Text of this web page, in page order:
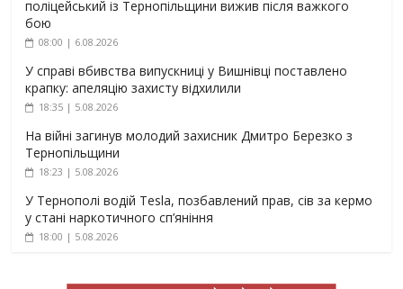
поліцейський із Тернопільщини вижив після важкого
бою
08:00 | 6.08.2026
У справі вбивства випускниці у Вишнівці поставлено
крапку: апеляцію захисту відхилили
18:35 | 5.08.2026
На війні загинув молодий захисник Дмитро Березко з
Тернопільщини
18:23 | 5.08.2026
У Тернополі водій Tesla, позбавлений прав, сів за кермо
у стані наркотичного сп’яніння
18:00 | 5.08.2026